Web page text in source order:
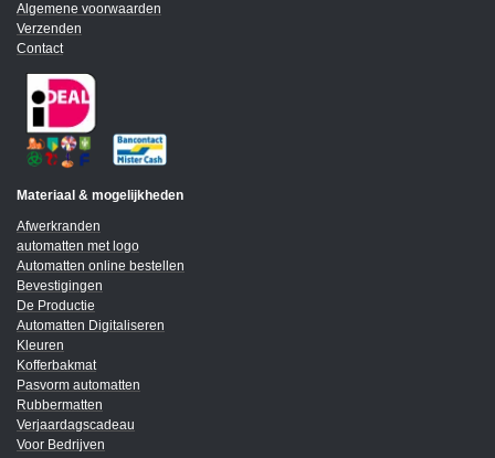
Algemene voorwaarden
Verzenden
Contact
Materiaal & mogelijkheden
Afwerkranden
automatten met logo
Automatten online bestellen
Bevestigingen
De Productie
Automatten Digitaliseren
Kleuren
Kofferbakmat
Pasvorm automatten
Rubbermatten
Verjaardagscadeau
Voor Bedrijven